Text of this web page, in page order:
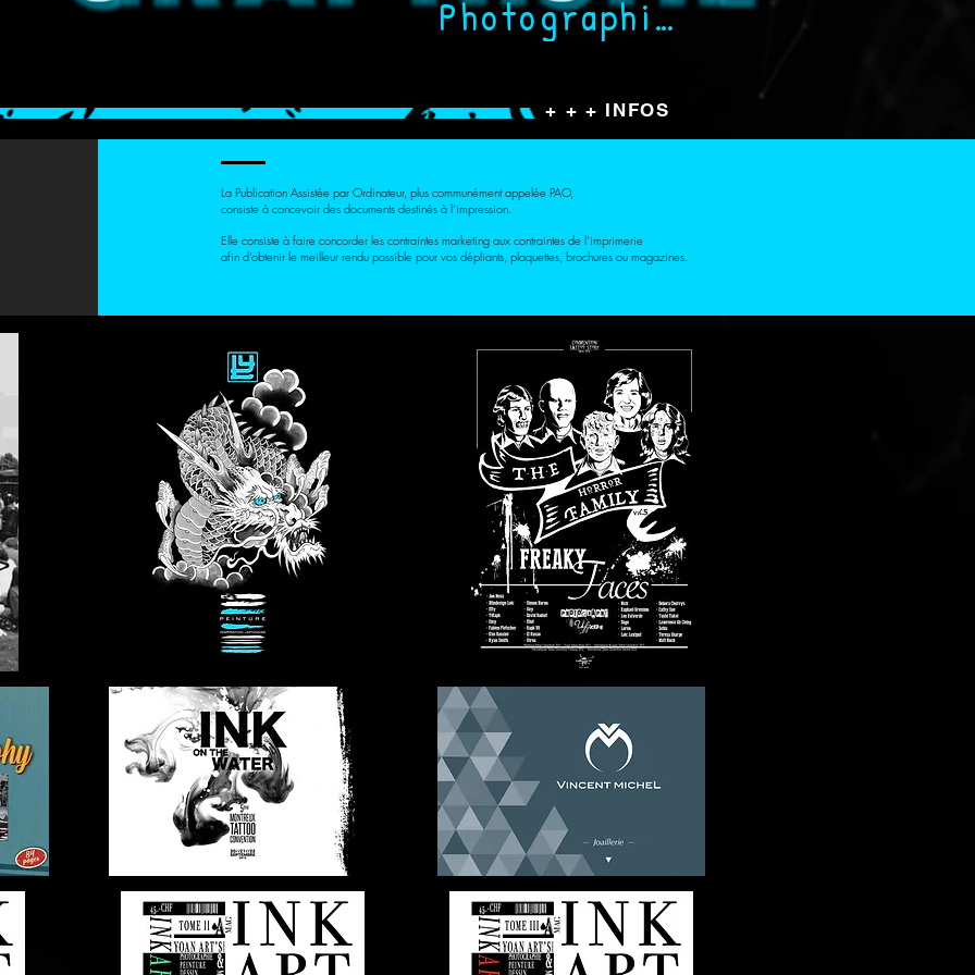
Photographies
+ + + INFOS
La Publication Assistée par Ordinateur, plus communément appelée PAO,
consiste à concevoir des documents destinés à l’impression.
Elle consiste à faire concorder les contraintes marketing aux contraintes de l’imprimerie
afin d’obtenir le meilleur rendu possible pour vos dépliants, plaquettes, brochures ou magazines.